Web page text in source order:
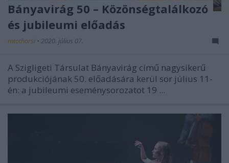
Bányavirág 50 – Közönségtalálkozó
és jubileumi előadás
mtothorsi • 2020. július 07.
A Szigligeti Társulat Bányavirág című nagysikerű
produkciójának 50. előadására kerül sor július 11-
én: a jubileumi eseménysorozatot 19 ...